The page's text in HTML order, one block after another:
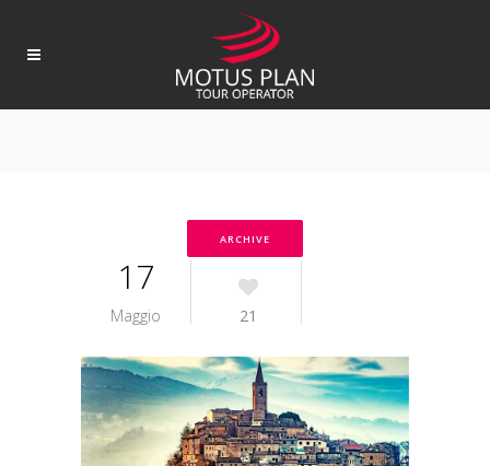
ARCHIVE
17
Maggio 21